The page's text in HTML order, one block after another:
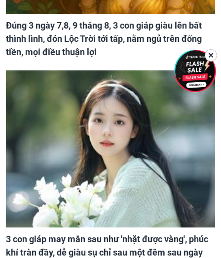
Đúng 3 ngày 7,8, 9 tháng 8, 3 con giáp giàu lên bất
thình lình, đón Lộc Trời tới tấp, nằm ngủ trên đống
tiền, mọi điều thuận lợi
3 con giáp may mắn sau như 'nhặt được vàng', phúc
khí tràn đầy, dễ giàu sụ chỉ sau một đêm sau ngày
✕